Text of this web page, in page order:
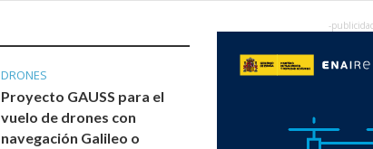
DRONES
Proyecto GAUSS para el
vuelo de drones con
navegación Galileo o